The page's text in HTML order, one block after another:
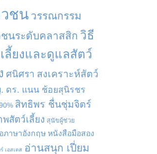
วชน วรรณกรรม
ชนระดับคลาสสิก วิธี
ลี้ยงและดูแลสัตว์
ศนิศรา สงเคราะห์สัตว์
ดร. แนน ช้อยสุนิรชร
สิทธิพร ชื่นชุ่มจิตร์
สัตว์เลี้ยง สุนัขผู้ช่วย
ภาษาอังกฤษ หนังสือมือสอง
เอสเตส อ่านสนุก เปี่ยม